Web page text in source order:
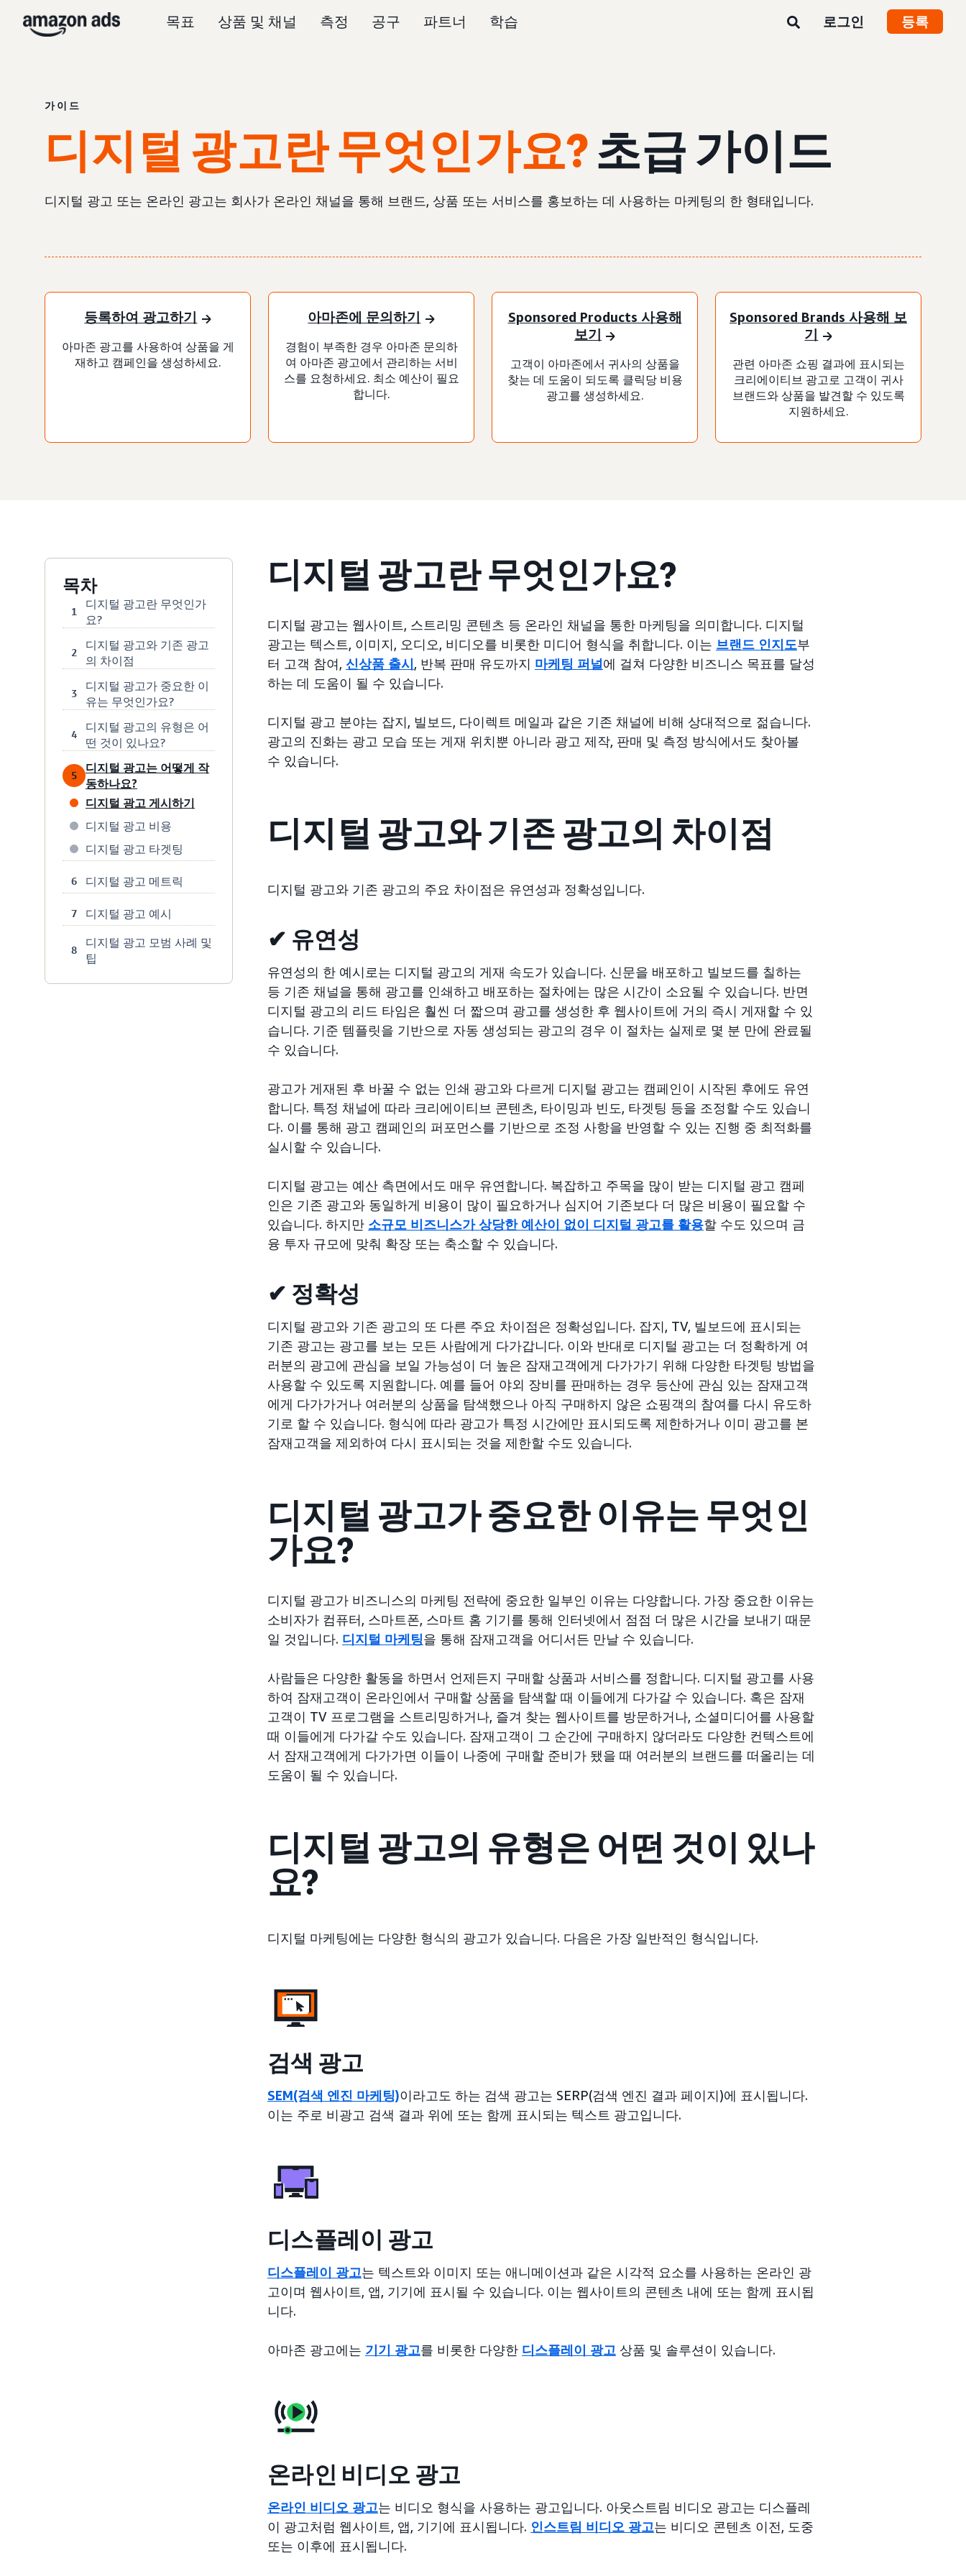
목표 상품 및 채널 측정 공구 파트너 학습 로그인 등록
가이드
디지털 광고란 무엇인가요?초급 가이드
디지털 광고 또는 온라인 광고는 회사가 온라인 채널을 통해 브랜드, 상품 또는 서비스를 홍보하는 데 사용하는 마케팅의 한 형태입니다.
등록하여 광고하기
아마존 광고를 사용하여 상품을 게
재하고 캠페인을 생성하세요.
아마존에 문의하기
경험이 부족한 경우 아마존 문의하
여 아마존 광고에서 관리하는 서비
스를 요청하세요. 최소 예산이 필요
합니다.
Sponsored Products 사용해
보기
고객이 아마존에서 귀사의 상품을
찾는 데 도움이 되도록 클릭당 비용
광고를 생성하세요.
Sponsored Brands 사용해 보
기
관련 아마존 쇼핑 결과에 표시되는
크리에이티브 광고로 고객이 귀사
브랜드와 상품을 발견할 수 있도록
지원하세요.
목차
1
디지털 광고란 무엇인가
요?
2
디지털 광고와 기존 광고
의 차이점
3
디지털 광고가 중요한 이
유는 무엇인가요?
4
디지털 광고의 유형은 어
떤 것이 있나요?
5
디지털 광고는 어떻게 작
동하나요?
디지털 광고 게시하기
디지털 광고 비용
디지털 광고 타겟팅
6 디지털 광고 메트릭
7 디지털 광고 예시
8
디지털 광고 모범 사례 및
팁
디지털 광고란 무엇인가요?
디지털 광고는 웹사이트, 스트리밍 콘텐츠 등 온라인 채널을 통한 마케팅을 의미합니다. 디지털
광고는 텍스트, 이미지, 오디오, 비디오를 비롯한 미디어 형식을 취합니다. 이는 브랜드 인지도부
터 고객 참여, 신상품 출시, 반복 판매 유도까지 마케팅 퍼널에 걸쳐 다양한 비즈니스 목표를 달성
하는 데 도움이 될 수 있습니다.
디지털 광고 분야는 잡지, 빌보드, 다이렉트 메일과 같은 기존 채널에 비해 상대적으로 젊습니다.
광고의 진화는 광고 모습 또는 게재 위치뿐 아니라 광고 제작, 판매 및 측정 방식에서도 찾아볼
수 있습니다.
디지털 광고와 기존 광고의 차이점
디지털 광고와 기존 광고의 주요 차이점은 유연성과 정확성입니다.
✔ 유연성
유연성의 한 예시로는 디지털 광고의 게재 속도가 있습니다. 신문을 배포하고 빌보드를 칠하는
등 기존 채널을 통해 광고를 인쇄하고 배포하는 절차에는 많은 시간이 소요될 수 있습니다. 반면
디지털 광고의 리드 타임은 훨씬 더 짧으며 광고를 생성한 후 웹사이트에 거의 즉시 게재할 수 있
습니다. 기준 템플릿을 기반으로 자동 생성되는 광고의 경우 이 절차는 실제로 몇 분 만에 완료될
수 있습니다.
광고가 게재된 후 바꿀 수 없는 인쇄 광고와 다르게 디지털 광고는 캠페인이 시작된 후에도 유연
합니다. 특정 채널에 따라 크리에이티브 콘텐츠, 타이밍과 빈도, 타겟팅 등을 조정할 수도 있습니
다. 이를 통해 광고 캠페인의 퍼포먼스를 기반으로 조정 사항을 반영할 수 있는 진행 중 최적화를
실시할 수 있습니다.
디지털 광고는 예산 측면에서도 매우 유연합니다. 복잡하고 주목을 많이 받는 디지털 광고 캠페
인은 기존 광고와 동일하게 비용이 많이 필요하거나 심지어 기존보다 더 많은 비용이 필요할 수
있습니다. 하지만 소규모 비즈니스가 상당한 예산이 없이 디지털 광고를 활용할 수도 있으며 금
융 투자 규모에 맞춰 확장 또는 축소할 수 있습니다.
✔ 정확성
디지털 광고와 기존 광고의 또 다른 주요 차이점은 정확성입니다. 잡지, TV, 빌보드에 표시되는
기존 광고는 광고를 보는 모든 사람에게 다가갑니다. 이와 반대로 디지털 광고는 더 정확하게 여
러분의 광고에 관심을 보일 가능성이 더 높은 잠재고객에게 다가가기 위해 다양한 타겟팅 방법을
사용할 수 있도록 지원합니다. 예를 들어 야외 장비를 판매하는 경우 등산에 관심 있는 잠재고객
에게 다가가거나 여러분의 상품을 탐색했으나 아직 구매하지 않은 쇼핑객의 참여를 다시 유도하
기로 할 수 있습니다. 형식에 따라 광고가 특정 시간에만 표시되도록 제한하거나 이미 광고를 본
잠재고객을 제외하여 다시 표시되는 것을 제한할 수도 있습니다.
디지털 광고가 중요한 이유는 무엇인
가요?
디지털 광고가 비즈니스의 마케팅 전략에 중요한 일부인 이유는 다양합니다. 가장 중요한 이유는
소비자가 컴퓨터, 스마트폰, 스마트 홈 기기를 통해 인터넷에서 점점 더 많은 시간을 보내기 때문
일 것입니다. 디지털 마케팅을 통해 잠재고객을 어디서든 만날 수 있습니다.
사람들은 다양한 활동을 하면서 언제든지 구매할 상품과 서비스를 정합니다. 디지털 광고를 사용
하여 잠재고객이 온라인에서 구매할 상품을 탐색할 때 이들에게 다가갈 수 있습니다. 혹은 잠재
고객이 TV 프로그램을 스트리밍하거나, 즐겨 찾는 웹사이트를 방문하거나, 소셜미디어를 사용할
때 이들에게 다가갈 수도 있습니다. 잠재고객이 그 순간에 구매하지 않더라도 다양한 컨텍스트에
서 잠재고객에게 다가가면 이들이 나중에 구매할 준비가 됐을 때 여러분의 브랜드를 떠올리는 데
도움이 될 수 있습니다.
디지털 광고의 유형은 어떤 것이 있나
요?
디지털 마케팅에는 다양한 형식의 광고가 있습니다. 다음은 가장 일반적인 형식입니다.
검색 광고
SEM(검색 엔진 마케팅)이라고도 하는 검색 광고는 SERP(검색 엔진 결과 페이지)에 표시됩니다.
이는 주로 비광고 검색 결과 위에 또는 함께 표시되는 텍스트 광고입니다.
디스플레이 광고
디스플레이 광고는 텍스트와 이미지 또는 애니메이션과 같은 시각적 요소를 사용하는 온라인 광
고이며 웹사이트, 앱, 기기에 표시될 수 있습니다. 이는 웹사이트의 콘텐츠 내에 또는 함께 표시됩
니다.
아마존 광고에는 기기 광고를 비롯한 다양한 디스플레이 광고 상품 및 솔루션이 있습니다.
온라인 비디오 광고
온라인 비디오 광고는 비디오 형식을 사용하는 광고입니다. 아웃스트림 비디오 광고는 디스플레
이 광고처럼 웹사이트, 앱, 기기에 표시됩니다. 인스트림 비디오 광고는 비디오 콘텐츠 이전, 도중
또는 이후에 표시됩니다.